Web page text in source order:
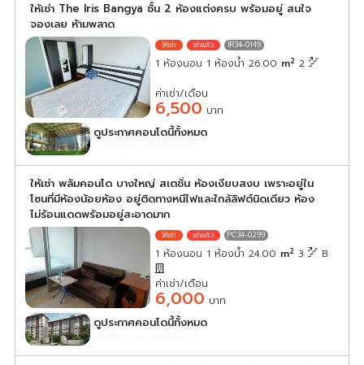
ให้เช่า The Iris Bangya ชั้น 2 ห้องแต่งครบ พร้อมอยู่ สนใจ
จองเลย ห้ามพลาด
IR34-0149
1 ห้องนอน 1 ห้องน้ำ 26.00 m2 2
ค่าเช่า/เดือน
6,500 บาท
ดูประกาศคอนโดนี้ทั้งหมด
เลือกดูประกาศคอนโดนี้
ให้เช่า พลัมคอนโด บางใหญ่ สเตชั่น ห้องเงียบสงบ เพราะอยู่ใน
โซนที่มีห้องน้อยห้อง อยู่ติดทางหนีไฟและใกล้ลิฟต์นิดเดียว ห้อง
ไม่ร้อนแดดพร้อมอยู่สะอาดมาก
PC34-0299
1 ห้องนอน 1 ห้องน้ำ 24.00 m2 3 B
ค่าเช่า/เดือน
6,000 บาท
ดูประกาศคอนโดนี้ทั้งหมด
เลือกดูประกาศคอนโดนี้